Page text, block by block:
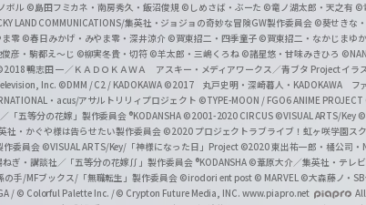
l
ボル ©島田フミカネ・南房秀久・飯沼俊規 ©しめさば・ぶーた ©竜ノ湖太郎・天之有 ©
LAND COMMUNICATIONS/集英社・ジョジョの奇妙な冒険GW製作委員会 ©葵せきな
零 ©春日みかげ・みやま零・深井涼介 ©賀東招二・四季童子 ©賀東招二・なかじまゆか
彦・駒都え～じ ©柳実冬貴・切符 ©羊太郎・三嶋くろね ©諸星悠・甘味みきひろ
鴨志田 一／ＫＡＤＯＫＡＷＡ アスキー・メディアワークス／青ブタ Project イラ
Inc. ©DMM / C2 / KADOKAWA ©2017 丸戸史明・深崎暮人・KADOKAWA フ
・acus/アサルトリリィプロジェクト ©TYPE-MOON / FGO6 ANIME PROJECT
「五等分の花嫁」製作委員会 ®KODANSHA ©2001-2020 CIRCUS ©VISUAL ARTS/Key ©
社・かぐや様は告らせたい製作委員会 ©2020 プロジェクトラブライブ！虹ヶ咲学園ス
作委員会 ©VISUAL ARTS/Key/「神様になった日」Project ©2020 東出祐一郎・橘公司・
ぎ・講談社／「五等分の花嫁∬」製作委員会 ®KODANSHA ©葦原大介／集英社・テレ
手/MFブックス/「無職転生」製作委員会 ©irodori ent post © MARVEL ©大森藤ノ・
/ © Colorful Palette Inc. / © Crypton Future Media, INC. www.piapro.net